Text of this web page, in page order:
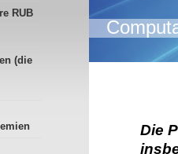
RUB
(die
Die